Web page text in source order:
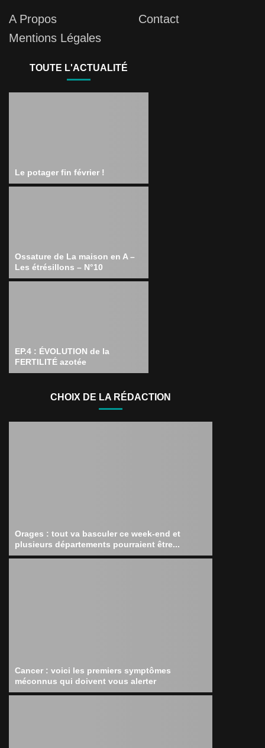
A Propos
Contact
Mentions Légales
TOUTE L'ACTUALITÉ
Le potager fin février !
Ossature de La maison en A –
Les étrésillons – N°10
EP.4 : ÉVOLUTION de la
FERTILITÉ azotée
CHOIX DE LA RÉDACTION
Orages : tout va basculer ce week-end et
plusieurs départements pourraient être...
Cancer : voici les premiers symptômes
méconnus qui doivent vous alerter